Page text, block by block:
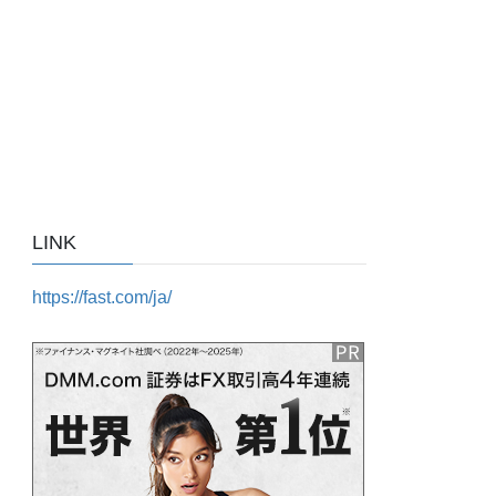
LINK
https://fast.com/ja/